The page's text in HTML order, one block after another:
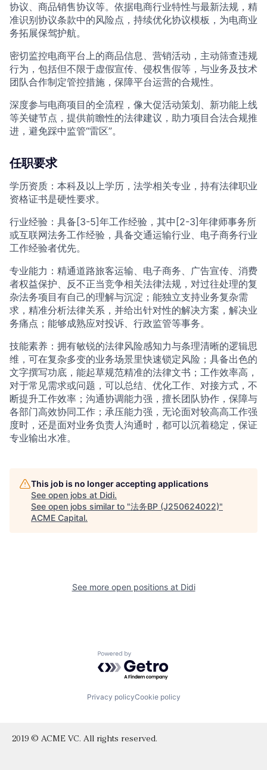
协议、商品销售协议等。依据电商行业特性与最新法规，精
准识别协议条款中的风险点，持续优化协议模板，为电商业
务拓展保驾护航。
密切监控电商平台上的商品信息、营销活动，主动筛查违规
行为，包括但不限于虚假宣传、侵权售假等，与业务及技术
团队合作制定管控措施，保障平台运营的合规性。
深度参与电商项目的全流程，像大促活动策划、新功能上线
等关键节点，提供前瞻性的法律建议，助力项目合法合规推
进，避免踩中监管“雷区”。
任职要求
学历资质：本科及以上学历，法学相关专业，持有法律职业
资格证书是硬性要求。
行业经验：具备[3-5]年工作经验，其中[2-3]年律师事务所
或互联网法务工作经验，具备交通运输行业、电子商务行业
工作经验者优先。
专业能力：精通道路旅客运输、电子商务、广告宣传、消费
者权益保护、反不正当竞争相关法律法规，对过往处理的复
杂法务项目有自己的理解与沉淀；能独立支持业务复杂需
求，精准分析法律关系，并给出针对性的解决方案，解决业
务痛点；能够成熟应对投诉、行政监管等事务。
技能素养：拥有敏锐的法律风险感知力与条理清晰的逻辑思
维，可在复杂多变的业务场景里快速锁定风险；具备出色的
文字撰写功底，能起草规范精准的法律文书；工作效率高，
对于常见需求或问题，可以总结、优化工作、对接方式，不
断提升工作效率；沟通协调能力强，擅长团队协作，保障与
各部门高效协同工作；承压能力强，无论面对较高高工作强
度时，还是面对业务负责人沟通时，都可以沉着稳定，保证
专业输出水准。
This job is no longer accepting applications
See open jobs at Didi.
See open jobs similar to "法务BP (J250624022)"
ACME Capital.
See more open positions at Didi
Powered by Getro.com
Privacy policyCookie policy
2019 © ACME VC. All rights reserved.